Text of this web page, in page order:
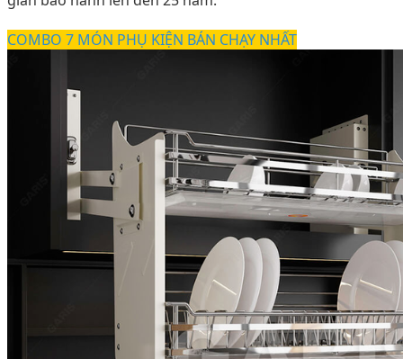
COMBO 7 MÓN PHỤ KIỆN BÁN CHẠY NHẤT